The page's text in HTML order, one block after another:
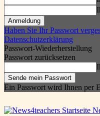
Haben Sie Ihr Passwort
Datenschutzerklärung
Passwort-Wiederherstellung
Passwort zurücksetzen
Ein Passwort wird Ihnen per